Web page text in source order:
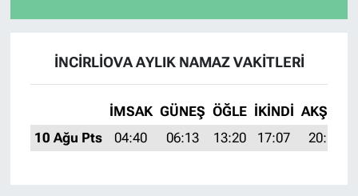
İNCIRLIOVA AYLIK NAMAZ VAKITLERI
İMSAK GÜNEŞ ÖĞLE İKINDI AKŞAM
10 Ağu Pts
04:40 06:13 13:20 17:07 20:16